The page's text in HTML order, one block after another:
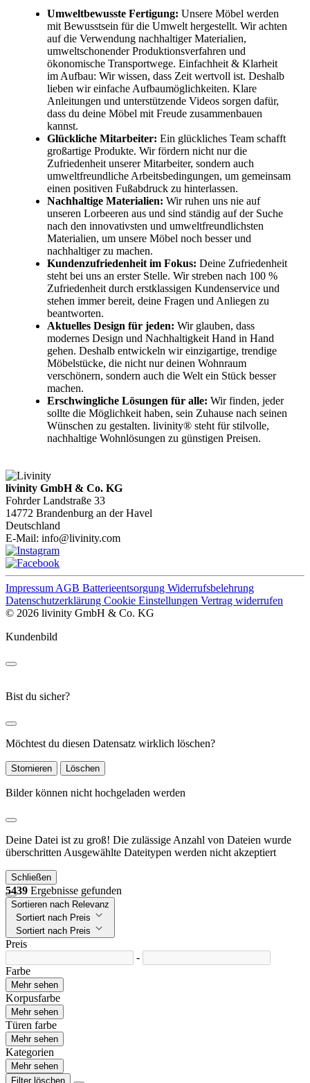
Umweltbewusste Fertigung: Unsere Möbel werden
mit Bewusstsein für die Umwelt hergestellt. Wir achten
auf die Verwendung nachhaltiger Materialien,
umweltschonender Produktionsverfahren und
ökonomische Transportwege. Einfachheit & Klarheit
im Aufbau: Wir wissen, dass Zeit wertvoll ist. Deshalb
lieben wir einfache Aufbaumöglichkeiten. Klare
Anleitungen und unterstützende Videos sorgen dafür,
dass du deine Möbel mit Freude zusammenbauen
kannst.
Glückliche Mitarbeiter: Ein glückliches Team schafft
großartige Produkte. Wir fördern nicht nur die
Zufriedenheit unserer Mitarbeiter, sondern auch
umweltfreundliche Arbeitsbedingungen, um gemeinsam
einen positiven Fußabdruck zu hinterlassen.
Nachhaltige Materialien: Wir ruhen uns nie auf
unseren Lorbeeren aus und sind ständig auf der Suche
nach den innovativsten und umweltfreundlichsten
Materialien, um unsere Möbel noch besser und
nachhaltiger zu machen.
Kundenzufriedenheit im Fokus: Deine Zufriedenheit
steht bei uns an erster Stelle. Wir streben nach 100 %
Zufriedenheit durch erstklassigen Kundenservice und
stehen immer bereit, deine Fragen und Anliegen zu
beantworten.
Aktuelles Design für jeden: Wir glauben, dass
modernes Design und Nachhaltigkeit Hand in Hand
gehen. Deshalb entwickeln wir einzigartige, trendige
Möbelstücke, die nicht nur deinen Wohnraum
verschönern, sondern auch die Welt ein Stück besser
machen.
Erschwingliche Lösungen für alle: Wir finden, jeder
sollte die Möglichkeit haben, sein Zuhause nach seinen
Wünschen zu gestalten. livinity® steht für stilvolle,
nachhaltige Wohnlösungen zu günstigen Preisen.
livinity GmbH & Co. KG
Fohrder Landstraße 33
14772 Brandenburg an der Havel
Deutschland
E-Mail: info@livinity.com
Impressum AGB Batterieentsorgung Widerrufsbelehrung
Datenschutzerklärung Cookie Einstellungen Vertrag widerrufen
© 2026 livinity GmbH & Co. KG
Kundenbild
Bist du sicher?
Möchtest du diesen Datensatz wirklich löschen?
Stornieren Löschen
Bilder können nicht hochgeladen werden
Deine Datei ist zu groß! Die zulässige Anzahl von Dateien wurde
überschritten Ausgewählte Dateitypen werden nicht akzeptiert
Schließen
5439 Ergebnisse gefunden
Sortieren nach Relevanz
Sortiert nach Preis
Sortiert nach Preis
Preis
-
Farbe
Mehr sehen
Korpusfarbe
Mehr sehen
Türen farbe
Mehr sehen
Kategorien
Mehr sehen
Filter löschen